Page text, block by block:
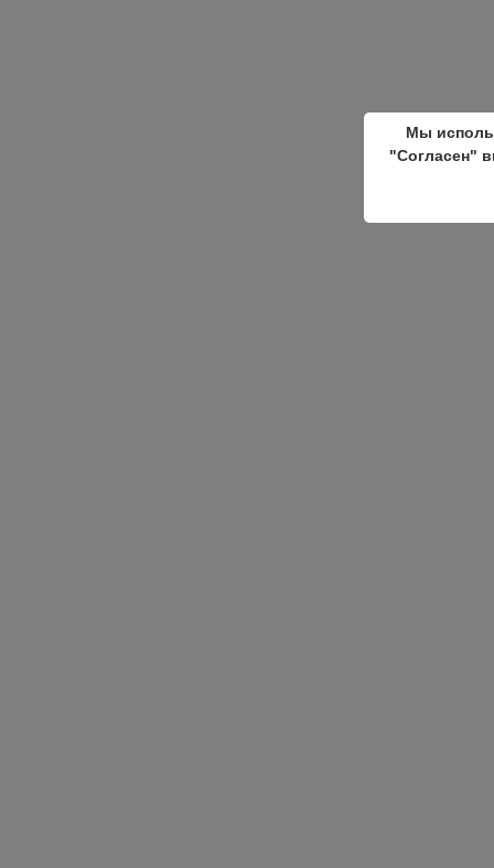
Мы
"Согласен"